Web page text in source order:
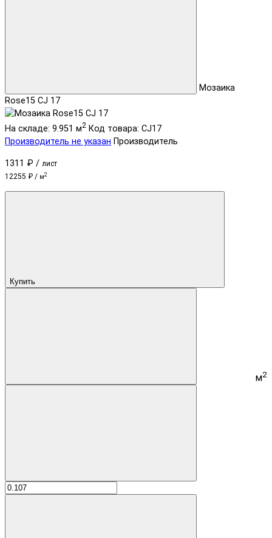
Мозаика
Rose15 CJ 17
На складе: 9.951 м2 Код товара: CJ17
Производитель не указан Производитель
1311 ₽ / лист
12255 ₽ / м2
Купить
м2